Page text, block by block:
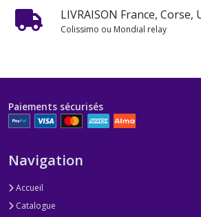
LIVRAISON France,
Colissimo ou Mondial relay
Paiements sécurisés
Navigation
Accueil
Catalogue